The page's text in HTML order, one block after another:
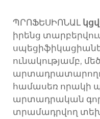
ՊՐՈՖԵՍԻՈՆԱԼ
իրենց
ունակությամբ, մեծ
համասեռ որակի
արտադրական
տրամադրվող